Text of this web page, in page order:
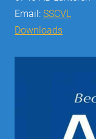
Email: SSCVL
Downloads